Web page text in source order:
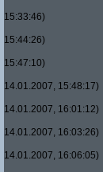
15:33:46)
15:44:26)
15:47:10)
14.01.2007, 15:48:17)
14.01.2007, 16:01:12)
14.01.2007, 16:03:26)
14.01.2007, 16:06:05)